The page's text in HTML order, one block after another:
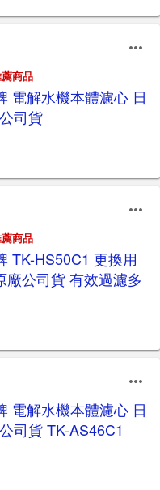
商品
電解水機本體濾心 日
司貨
商品
TK-HS50C1 更換用
廠公司貨 有效過濾多
電解水機本體濾心 日
司貨 TK-AS46C1